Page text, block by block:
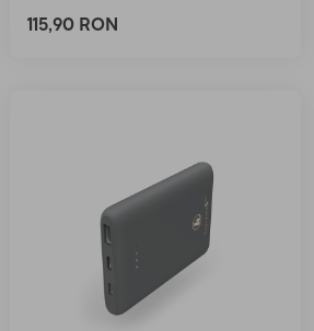
115,90 RON